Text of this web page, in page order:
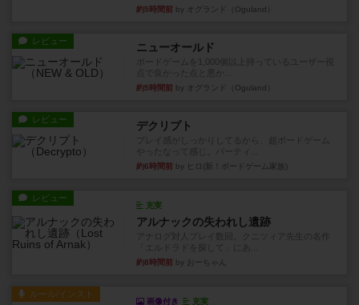
約5時間前 by オグランド（Oguland）
レビュー ニューオールド
ボードゲームを1,000個以上持っているユーザー視
点で良かった点と悪か...
約5時間前 by オグランド（Oguland）
レビュー デクリプト
プレイ感がしっかりしてるから、超ボードゲーム
やったなって感じ。パーティ...
約6時間前 by ヒロ(新！ボードゲーム家族)
レビュー
充実
アルナックの失われし遺跡
アナログ対人プレイ数回。クニツィア先生の名作
「エルドラドを探して」にあ...
約8時間前 by おーちゃん
ルール/インスト
画像付き 充実